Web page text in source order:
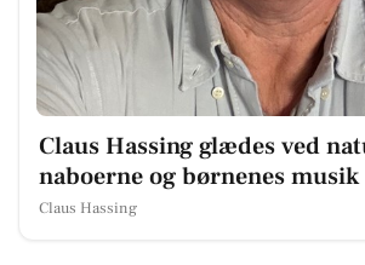
Claus Hassing glædes ved
naboerne og børnenes musik
Claus Hassing